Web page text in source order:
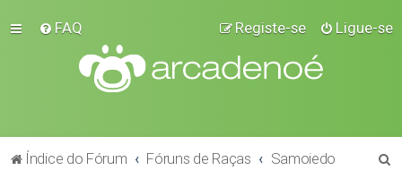
FAQ Ligue-se
Registe-se
Índice do Fórum Fóruns de Raças Samoiedo